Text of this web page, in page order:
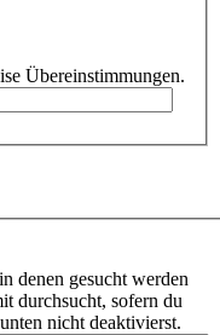
Übereinstimmungen.
denen gesucht werden
durchsucht, sofern du
nicht deaktivierst.